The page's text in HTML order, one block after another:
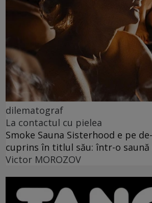
dilematograf
La contactul cu pielea
Smoke Sauna Sisterhood e pe
cuprins în titlul său: într-o saună
Victor MOROZOV